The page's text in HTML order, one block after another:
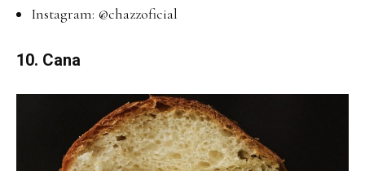
Instagram: @chazzoficial
10. Cana